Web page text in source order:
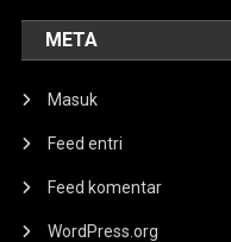
META
Masuk
Feed entri
Feed komentar
WordPress.org